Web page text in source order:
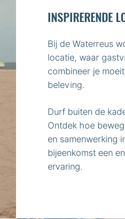
INSPIRERENDE
Bij de Waterreus
locatie, waar
combineer je
beleving.
Durf buiten de
Ontdek hoe
en samenwerking
bijeenkomst een
ervaring.